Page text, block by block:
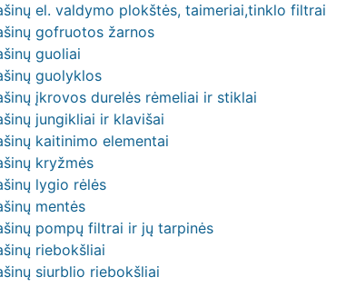
el. valdymo plokštės, taimeriai,tinklo filtrai
gofruotos žarnos
guoliai
guolyklos
įkrovos durelės rėmeliai ir stiklai
jungikliai ir klavišai
kaitinimo elementai
kryžmės
lygio rėlės
mentės
pompų filtrai ir jų tarpinės
riebokšliai
siurblio riebokšliai